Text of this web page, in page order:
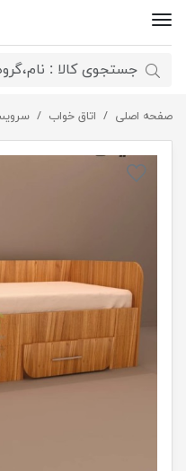
صفحه اصلی اتاق خواب
تخت خواب یک نفره با طراحی